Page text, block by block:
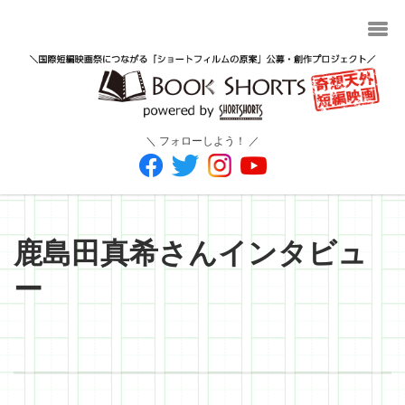
＼ フォローしよう！ ／
鹿島田真希さんインタビュ
ー